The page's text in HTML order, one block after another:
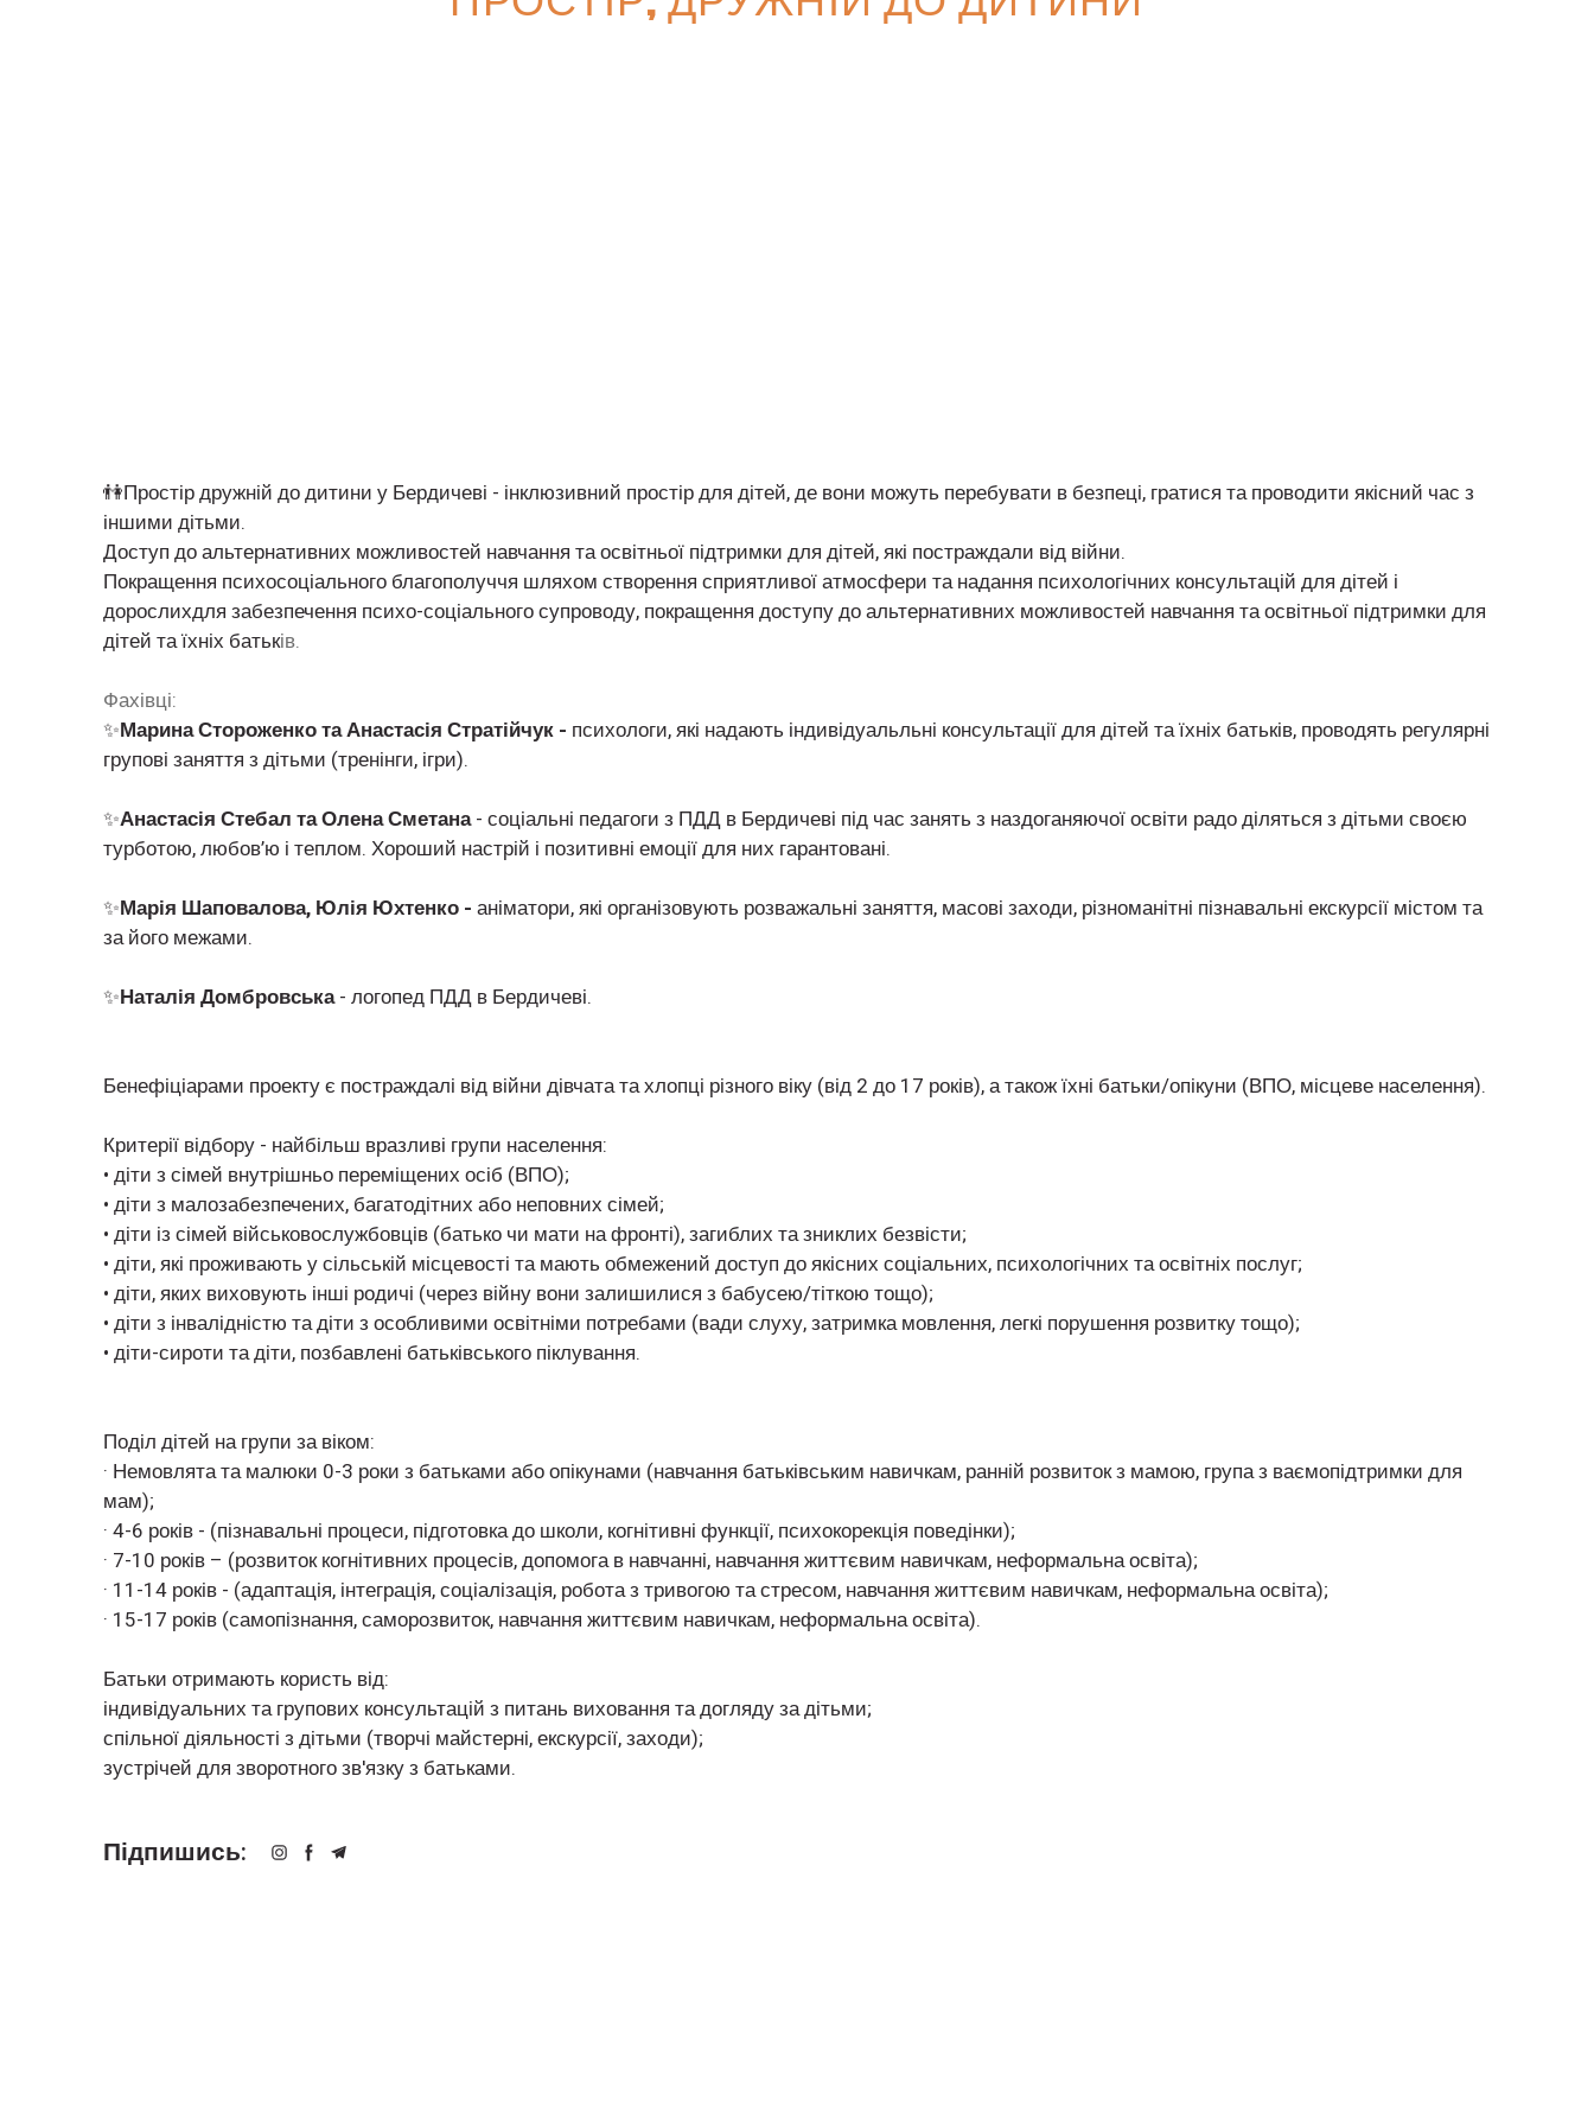
👫Простір дружній до дитини у Бердичеві - інклюзивний простір для дітей, де вони можуть перебувати в безпеці, гратися та проводити якісний час з
іншими дітьми.
Доступ до альтернативних можливостей навчання та освітньої підтримки для дітей, які постраждали від війни.
Покращення психосоціального благополуччя шляхом створення сприятливої атмосфери та надання психологічних консультацій для дітей і
дорослихдля забезпечення психо-соціального супроводу, покращення доступу до альтернативних можливостей навчання та освітньої підтримки для
дітей та їхніх батьків.
Фахівці:
✨Марина Стороженко та Анастасія Стратійчук - психологи, які надають індивідуальльні консультації для дітей та їхніх батьків, проводять регулярні
групові заняття з дітьми (тренінги, ігри).
✨Анастасія Стебал та Олена Сметана- соціальні педагоги з ПДД в Бердичеві під час занять з наздоганяючої освіти радо діляться з дітьми своєю
турботою, любов’ю і теплом. Хороший настрій і позитивні емоції для них гарантовані.
✨Марія Шаповалова, Юлія Юхтенко - аніматори, які організовують розважальні заняття, масові заходи, різноманітні пізнавальні екскурсії містом та
за його межами.
✨Наталія Домбровська- логопед ПДД в Бердичеві.
Бенефіціарами проекту є постраждалі від війни дівчата та хлопці різного віку (від 2 до 17 років), а також їхні батьки/опікуни (ВПО, місцеве населення).
Критерії відбору - найбільш вразливі групи населення:
• діти з сімей внутрішньо переміщених осіб (ВПО);
• діти з малозабезпечених, багатодітних або неповних сімей;
• діти із сімей військовослужбовців (батько чи мати на фронті), загиблих та зниклих безвісти;
• діти, які проживають у сільській місцевості та мають обмежений доступ до якісних соціальних, психологічних та освітніх послуг;
• діти, яких виховують інші родичі (через війну вони залишилися з бабусею/тіткою тощо);
• діти з інвалідністю та діти з особливими освітніми потребами (вади слуху, затримка мовлення, легкі порушення розвитку тощо);
• діти-сироти та діти, позбавлені батьківського піклування.
Поділ дітей на групи за віком:
· Немовлята та малюки 0-3 роки з батьками або опікунами (навчання батьківським навичкам, ранній розвиток з мамою, група з ваємопідтримки для
мам);
· 4-6 років - (пізнавальні процеси, підготовка до школи, когнітивні функції, психокорекція поведінки);
· 7-10 років – (розвиток когнітивних процесів, допомога в навчанні, навчання життєвим навичкам, неформальна освіта);
· 11-14 років - (адаптація, інтеграція, соціалізація, робота з тривогою та стресом, навчання життєвим навичкам, неформальна освіта);
· 15-17 років (самопізнання, саморозвиток, навчання життєвим навичкам, неформальна освіта).
Батьки отримають користь від:
індивідуальних та групових консультацій з питань виховання та догляду за дітьми;
спільної діяльності з дітьми (творчі майстерні, екскурсії, заходи);
зустрічей для зворотного зв'язку з батьками.
Підпишись: